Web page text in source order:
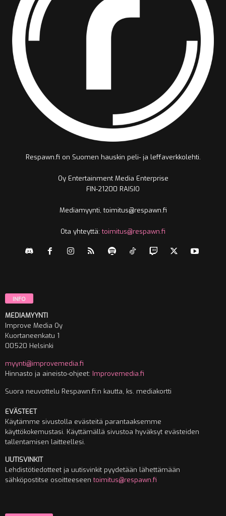
Respawn.fi on Suomen hauskin peli- ja leffaverkkolehti.
Oy Entertainment Media Enterprise
FIN-21200 RAISIO
Mediamyynti, toimitus@respawn.fi
Ota yhteyttä:toimitus@respawn.fi
INFO
MEDIAMYYNTI
Improve Media Oy
Kuortaneenkatu 1
00520 Helsinki
myynti@improvemedia.fi
Hinnasto ja aineisto-ohjeet: Improvemedia.fi
Suora neuvottelu Respawn.fi:n kautta, ks. mediakortti
EVÄSTEET
Käytämme sivustolla evästeitä parantaaksemme
käyttökokemustasi. Käyttämällä sivustoa hyväksyt evästeiden
tallentamisen laitteellesi.
UUTISVINKIT
Lehdistötiedotteet ja uutisvinkit pyydetään lähettämään
sähköpostitse osoitteeseentoimitus@respawn.fi